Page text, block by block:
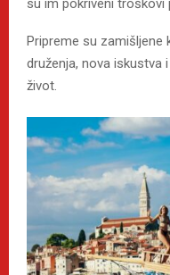
su im pokriveni troškovi
Pripreme su zamišljene
druženja, nova iskustva
život.